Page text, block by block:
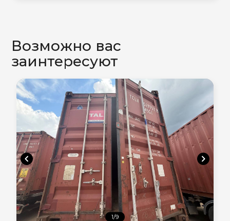
Возможно вас
заинтересуют
chevron_left chevron_right
1/9